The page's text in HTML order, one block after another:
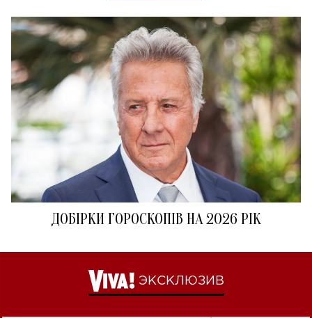
ДОБІРКИ ГОРОСКОПІВ НА 2026 РІК
ЭКСКЛЮЗИВ